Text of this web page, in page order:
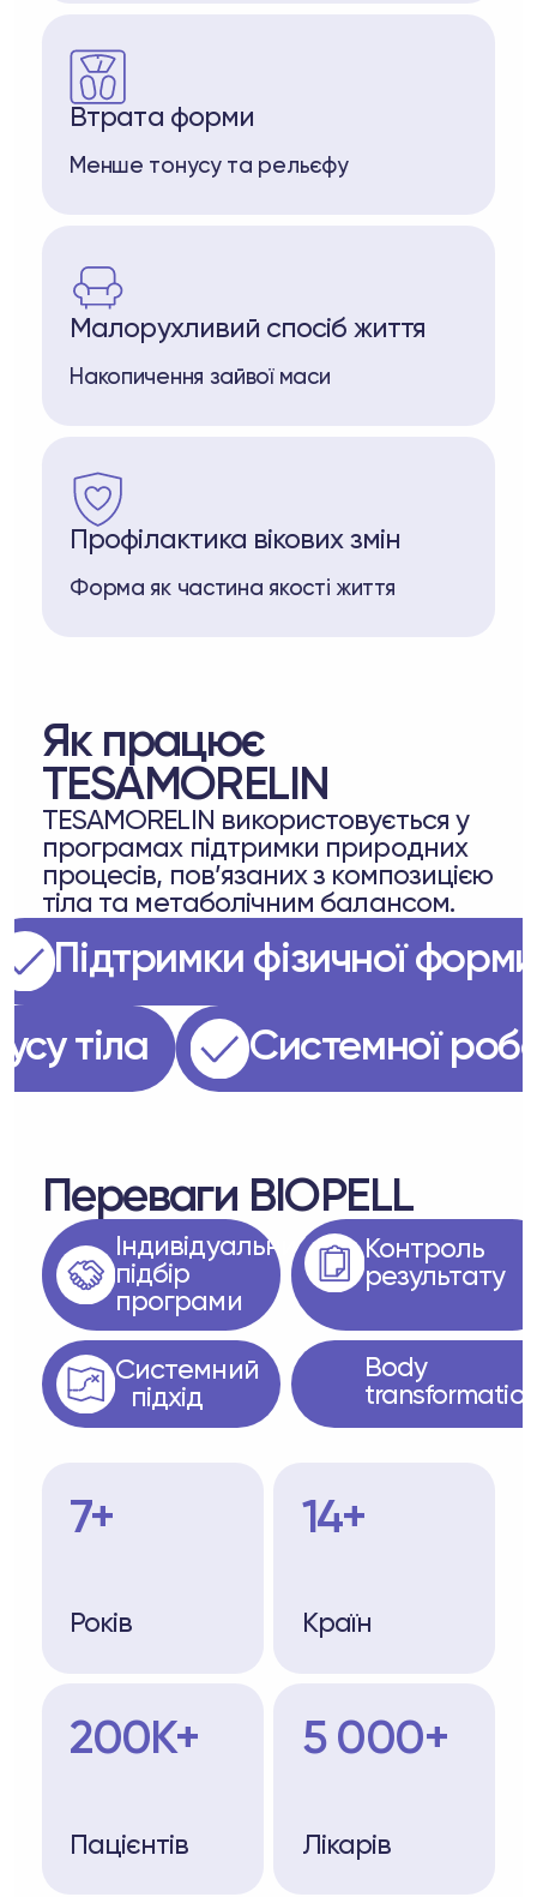
Втрата форми
Менше тонусу та рельєфу
Малорухливий спосіб життя
Накопичення зайвої маси
Профілактика вікових змін
Форма як частина якості життя
Як працює
TESAMORELIN
TESAMORELIN використовується у
програмах підтримки природних
процесів, пов’язаних з композицією
тіла та метаболічним балансом.
Підтримки фізичної
тіла Системної
Переваги BIOPELL
Індивідуальний
підбір
програми
Контроль
результату
Системний
підхід
Body
7+
Років
14+
Країн
200K+
Пацієнтів
5 000+
Лікарів